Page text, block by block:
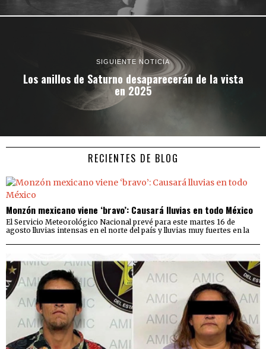
SIGUIENTE NOTICIA
Los anillos de Saturno desaparecerán de la vista
en 2025
RECIENTES DE BLOG
Monzón mexicano viene ‘bravo’: Causará lluvias en todo México
El Servicio Meteorológico Nacional prevé para este martes 16 de
agosto lluvias intensas en el norte del país y lluvias muy fuertes en la